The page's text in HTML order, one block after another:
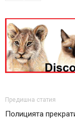
Предишна статия
Полицията